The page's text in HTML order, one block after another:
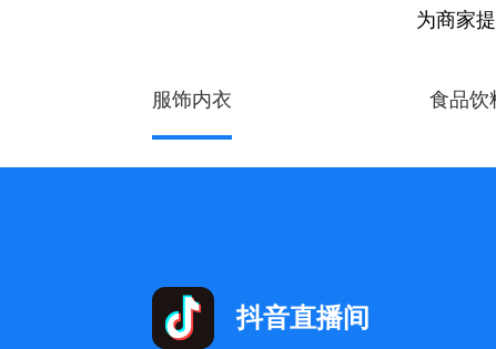
为商家
服饰内衣 食品饮
抖音直播间